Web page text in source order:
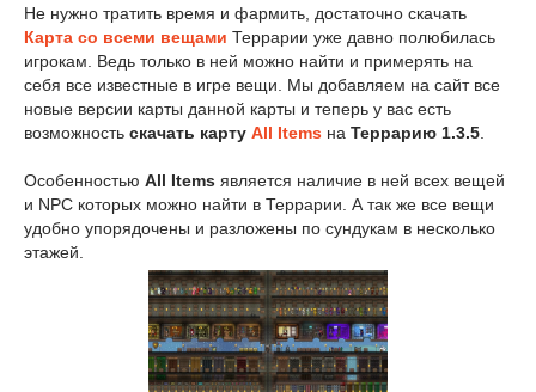
Не нужно тратить время и фармить, достаточно скачать
Карта со всеми вещами Террарии уже давно полюбилась
игрокам. Ведь только в ней можно найти и примерять на
себя все известные в игре вещи. Мы добавляем на сайт все
новые версии карты данной карты и теперь у вас есть
возможность скачать карту All Items на Террарию 1.3.5
Особенностью All Items является наличие в ней всех вещей
и NPC которых можно найти в Террарии. А так же все вещи
удобно упорядочены и разложены по сундукам в несколько
этажей.